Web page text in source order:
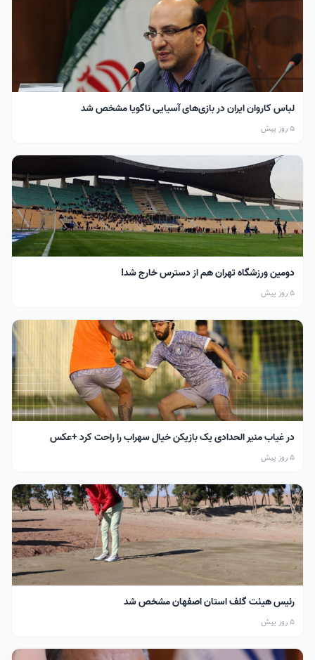
لباس کاروان ایران در بازی‌های آسیایی ناگویا مشخص شد
5 روز پیش
دومین ورزشگاه تهران هم از دسترس خارج شد!
5 روز پیش
در غیاب منیر الحدادی یک بازیکن خیال سهراب را راحت کرد +عکس
5 روز پیش
رئیس هیئت گلف استان اصفهان مشخص شد
5 روز پیش